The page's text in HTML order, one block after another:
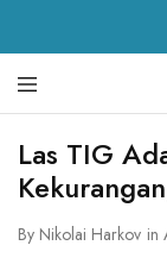
Las TIG
By Nikolai Harkov in